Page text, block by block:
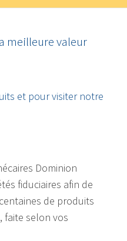
meilleure valeur
et pour visiter notre
Dominion
fiduciaires afin de
de produits
faite selon vos